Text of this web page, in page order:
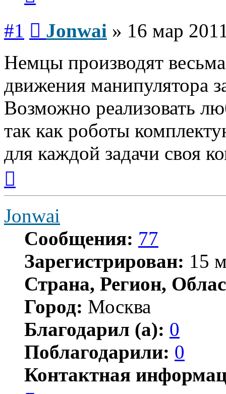
#1 Jonwai » 16 мар
Немцы производят
движения манипулятора
Возможно реализовать
так как роботы
для каждой задачи своя
началу
Jonwai
Сообщения: 77
Зарегистрирован: 15
Страна, Регион,
Город: Москва
Благодарил (а): 0
Поблагодарили: 0
Контактная